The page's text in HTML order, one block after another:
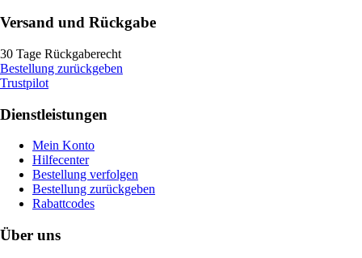
Versand und Rückgabe
30 Tage Rückgaberecht
Bestellung zurückgeben
Trustpilot
Dienstleistungen
Mein Konto
Hilfecenter
Bestellung verfolgen
Bestellung zurückgeben
Rabattcodes
Über uns